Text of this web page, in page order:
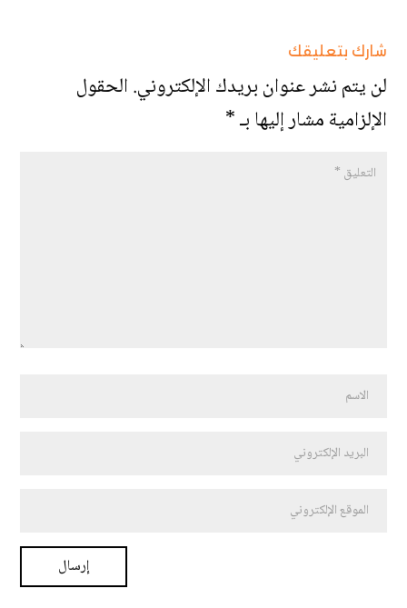
شارك بتعليقك
لن يتم نشر عنوان بريدك الإلكتروني.الحقول
الإلزامية مشار إليها بـ*